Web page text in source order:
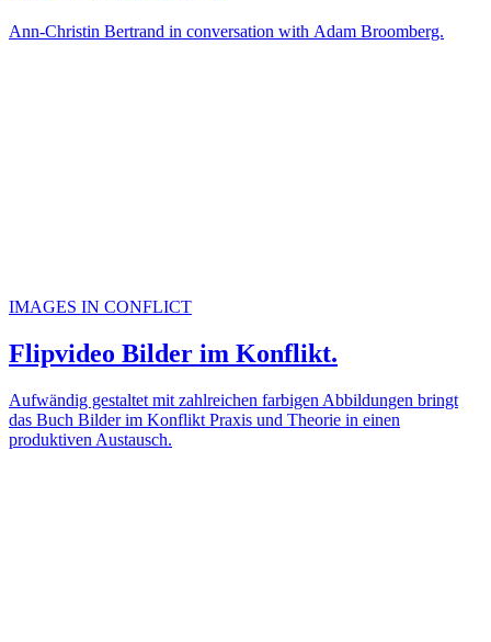
Ann-Christin Bertrand in conversation with Adam Broomberg.
IMAGES IN CONFLICT
Flipvideo Bilder im Konflikt.
Aufwändig gestaltet mit zahlreichen farbigen Abbildungen bringt
das Buch Bilder im Konflikt Praxis und Theorie in einen
produktiven Austausch.